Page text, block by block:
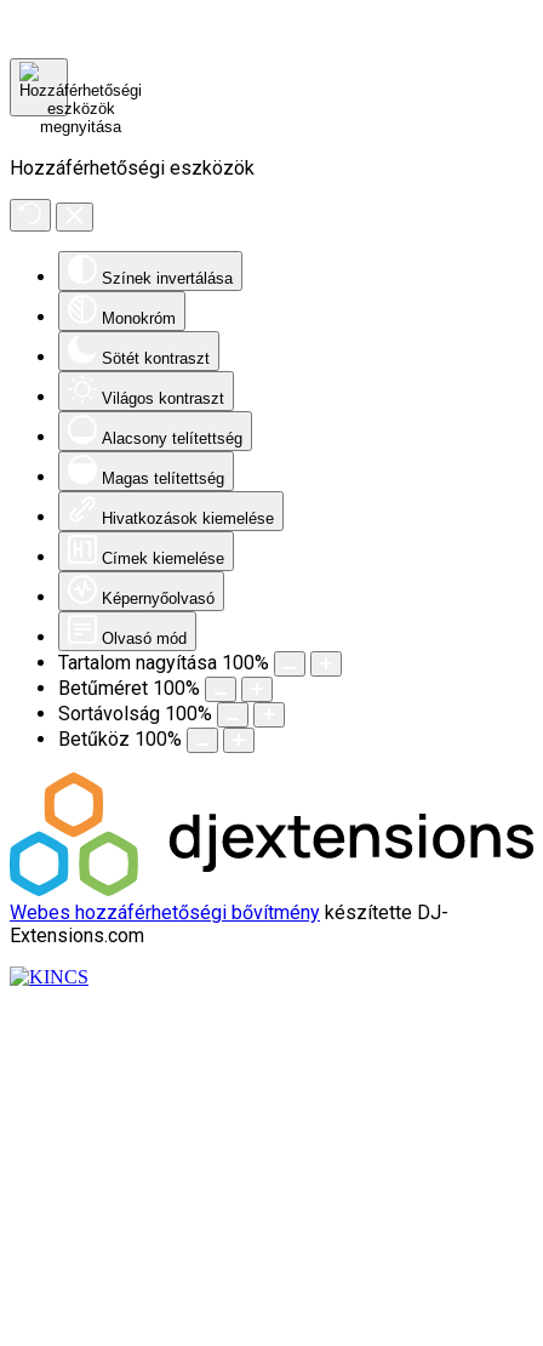
Hozzáférhetőségi eszközök
Színek invertálása
Monokróm
Sötét kontraszt
Világos kontraszt
Alacsony telítettség
Magas telítettség
Hivatkozások kiemelése
Címek kiemelése
Képernyőolvasó
Olvasó mód
Tartalom nagyítása 100%
Betűméret 100%
Sortávolság 100%
Betűköz 100%
Webes hozzáférhetőségi bővítmény készítette DJ-
Extensions.com